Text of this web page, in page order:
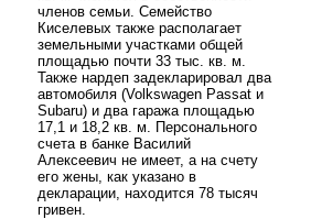
членов семьи. Семейство
Киселевых также располагает
земельными участками общей
площадью почти 33 тыс. кв. м.
Также нардеп задекларировал два
автомобиля (Volkswagen Passat и
Subaru) и два гаража площадью
17,1 и 18,2 кв. м. Персонального
счета в банке Василий
Алексеевич не имеет, а на счету
его жены, как указано в
декларации, находится 78 тысяч
гривен.